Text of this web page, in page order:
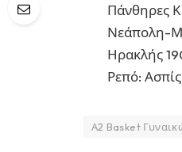
Πάνθηρες
Νεάπολη-
Ηρακλής
Ρεπό:
Α2 Basket